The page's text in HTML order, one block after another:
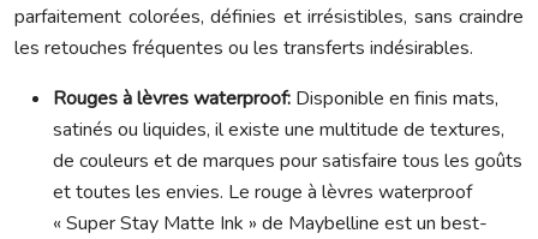
parfaitement colorées, définies et irrésistibles, sans craindre
les retouches fréquentes ou les transferts indésirables.
Rouges à lèvres waterproof: Disponible en finis mats,
satinés ou liquides, il existe une multitude de textures,
de couleurs et de marques pour satisfaire tous les goûts
et toutes les envies. Le rouge à lèvres waterproof
« Super Stay Matte Ink » de Maybelline est un best-